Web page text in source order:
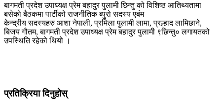
बागमती प्रदेश उपाध्यक्ष प्रेम बहादुर पुलामी छिन्तु को विशिष्ठ आतिथ्यतामा
बसेको बैठकमा पार्टीको राजनीतिक ब्युरो सदस्य एबंम
केन्द्रीय सदस्यहरु आशा नेपाली, प्रमिला पुलामी लामा, प्रल्हाद लामिछाने,
बिजय गौतम, बागमती प्रदेश उपाध्यक्ष प्रेम बहादुर पुलामी ९छिन्तु० लगायतको
उपस्थिति रहेको थियो ।
प्रतिक्रिया दिनुहोस्